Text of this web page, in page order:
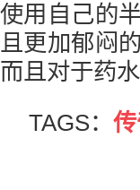
使用自己的
且更加郁闷
而且对于药
TAGS：